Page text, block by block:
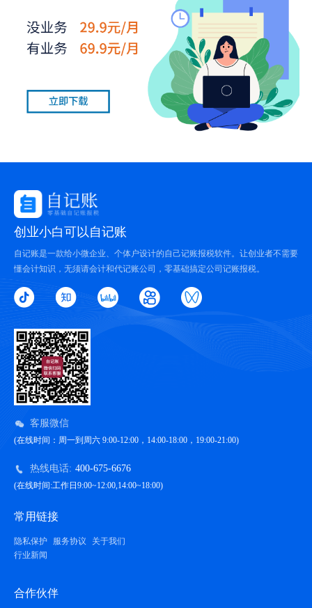
创业小白可以自记账
自记账是一款给小微企业、个体户设计的自己记账报税软件。让创业者不需要
懂会计知识，无须请会计和代记账公司，零基础搞定公司记账报税。
客服微信
(在线时间：周一到周六 9:00-12:00，14:00-18:00，19:00-21:00)
热线电话: 400-675-6676
(在线时间:工作日9:00~12:00,14:00~18:00)
常用链接
隐私保护 服务协议
关于我们
行业新闻
合作伙伴